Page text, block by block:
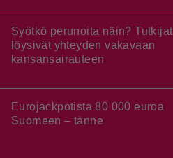
Syötkö perunoita näin? Tutkijat
löysivät yhteyden vakavaan
kansansairauteen
Eurojackpotista 80 000 euroa
Suomeen – tänne